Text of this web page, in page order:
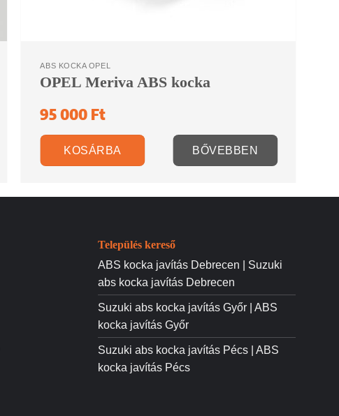
ABS KOCKA OPEL
OPEL Meriva ABS kocka
95 000 Ft
KOSÁRBA BŐVEBBEN
Település kereső
ABS kocka javítás Debrecen | Suzuki
abs kocka javítás Debrecen
Suzuki abs kocka javítás Győr | ABS
kocka javítás Győr
Suzuki abs kocka javítás Pécs | ABS
kocka javítás Pécs